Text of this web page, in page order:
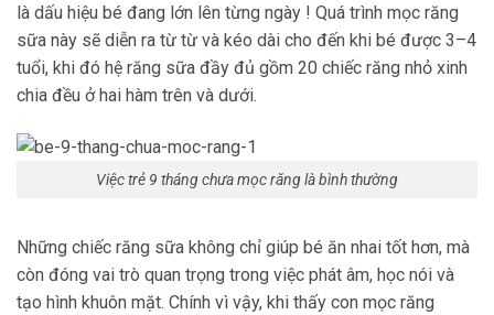
là dấu hiệu bé đang lớn lên từng ngày ! Quá trình mọc răng
sữa này sẽ diễn ra từ từ và kéo dài cho đến khi bé được 3–4
tuổi, khi đó hệ răng sữa đầy đủ gồm 20 chiếc răng nhỏ xinh
chia đều ở hai hàm trên và dưới.
Việc trẻ 9 tháng chưa mọc răng là bình thường
Những chiếc răng sữa không chỉ giúp bé ăn nhai tốt hơn, mà
còn đóng vai trò quan trọng trong việc phát âm, học nói và
tạo hình khuôn mặt. Chính vì vậy, khi thấy con mọc răng